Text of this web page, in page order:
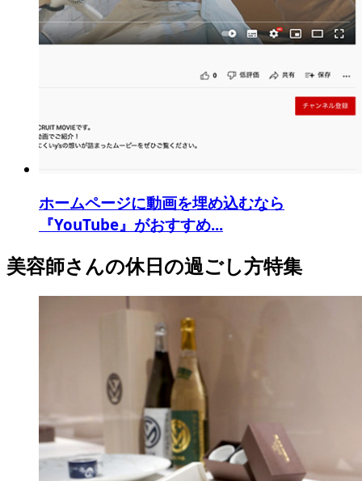
ホームページに動画を埋め込むなら
『YouTube』がおすすめ...
美容師さんの休日の過ごし方特集